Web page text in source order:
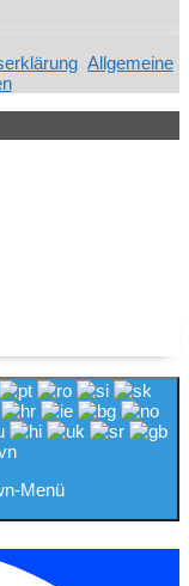
Allgemeine